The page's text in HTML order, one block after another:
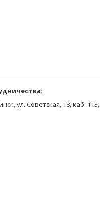
ул. Советская, 18, каб. 113,